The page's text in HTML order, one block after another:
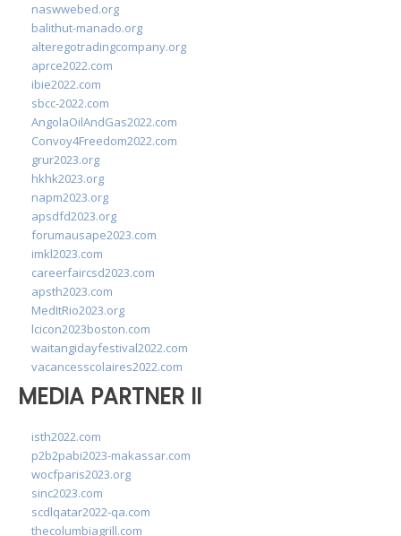
naswwebed.org
balithut-manado.org
alteregotradingcompany.org
aprce2022.com
ibie2022.com
sbcc-2022.com
AngolaOilAndGas2022.com
Convoy4Freedom2022.com
grur2023.org
hkhk2023.org
napm2023.org
apsdfd2023.org
forumausape2023.com
imkl2023.com
careerfaircsd2023.com
apsth2023.com
MedItRio2023.org
lcicon2023boston.com
waitangidayfestival2022.com
vacancesscolaires2022.com
MEDIA PARTNER II
isth2022.com
p2b2pabi2023-makassar.com
wocfparis2023.org
sinc2023.com
scdlqatar2022-qa.com
thecolumbiagrill.com